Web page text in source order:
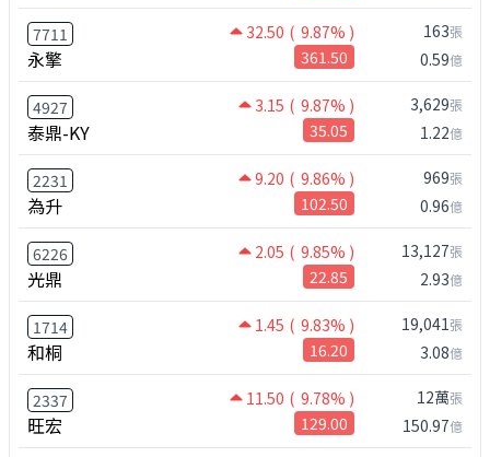
7711 32.50 ( 9.87% )
永擎 361.50
163張
0.59億
4927 3.15 ( 9.87% )
泰鼎-KY 35.05
3,629張
1.22億
2231 9.20 ( 9.86% )
為升 102.50
969張
0.96億
6226 2.05 ( 9.85% )
光鼎 22.85
13,127張
2.93億
1714 1.45 ( 9.83% )
和桐 16.20
19,041張
3.08億
2337 11.50 ( 9.78% )
旺宏 129.00
12萬張
150.97億